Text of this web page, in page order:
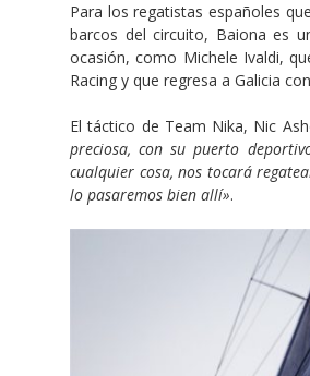
Para los regatistas españoles
barcos del circuito, Baiona es
ocasión, como Michele Ivaldi,
Racing y que regresa a Galicia
El táctico de Team Nika, Nic
preciosa, con su puerto
cualquier cosa, nos tocará
lo pasaremos bien allí».